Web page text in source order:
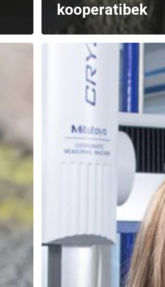
kooperatibek